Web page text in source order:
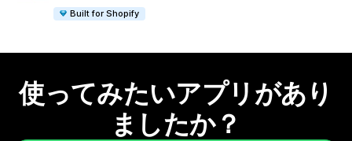
Built for Shopify
使ってみたいアプリがあり
ましたか？